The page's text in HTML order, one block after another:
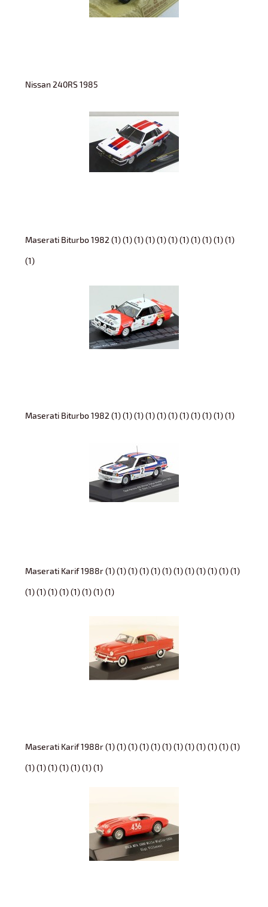
Nissan 240RS 1985
Maserati Biturbo 1982 (1) (1) (1) (1) (1) (1) (1) (1) (1) (1) (1)
(1)
Maserati Biturbo 1982 (1) (1) (1) (1) (1) (1) (1) (1) (1) (1) (1)
Maserati Karif 1988r (1) (1) (1) (1) (1) (1) (1) (1) (1) (1) (1) (1)
(1) (1) (1) (1) (1) (1) (1) (1)
Maserati Karif 1988r (1) (1) (1) (1) (1) (1) (1) (1) (1) (1) (1) (1)
(1) (1) (1) (1) (1) (1) (1)